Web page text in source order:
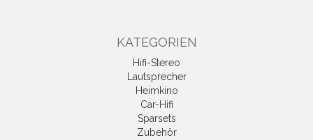
KATEGORIEN
Hifi-Stereo
Lautsprecher
Heimkino
Car-Hifi
Sparsets
Zubehör